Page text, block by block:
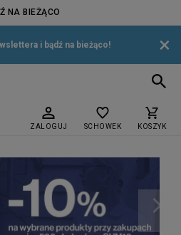
NA BIEŻĄCO
i bądź na bieżąco! ×
ZALOGUJ SCHOWEK KOSZYK